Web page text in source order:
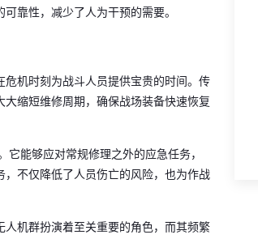
靠性，减少了人为干预的需要。
机时刻为战斗人员提供宝贵的时间。传
缩短维修周期，确保战场装备快速恢复
能够应对常规修理之外的应急任务，
不仅降低了人员伤亡的风险，也为作战
机群扮演着至关重要的角色，而其频繁